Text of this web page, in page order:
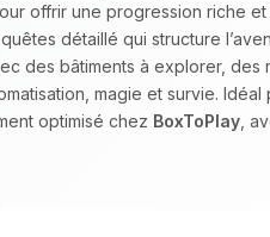
offrir une progression riche
détaillé qui structure
des bâtiments à explorer, des
magie et survie.
optimisé chez BoxToPlay ,